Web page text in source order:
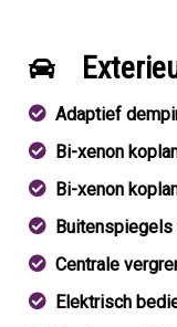
Adaptief
Bi-xenon
Bi-xenon
Centrale
Elektrisch